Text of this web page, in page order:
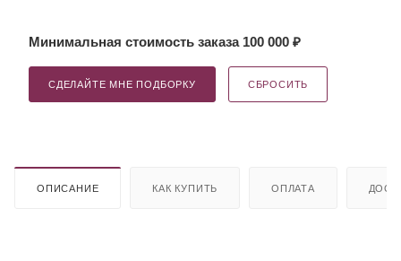
Минимальная стоимость заказа 100 000 ₽
СДЕЛАЙТЕ МНЕ ПОДБОРКУ СБРОСИТЬ
ОПИСАНИЕ КАК КУПИТЬ ОПЛАТА